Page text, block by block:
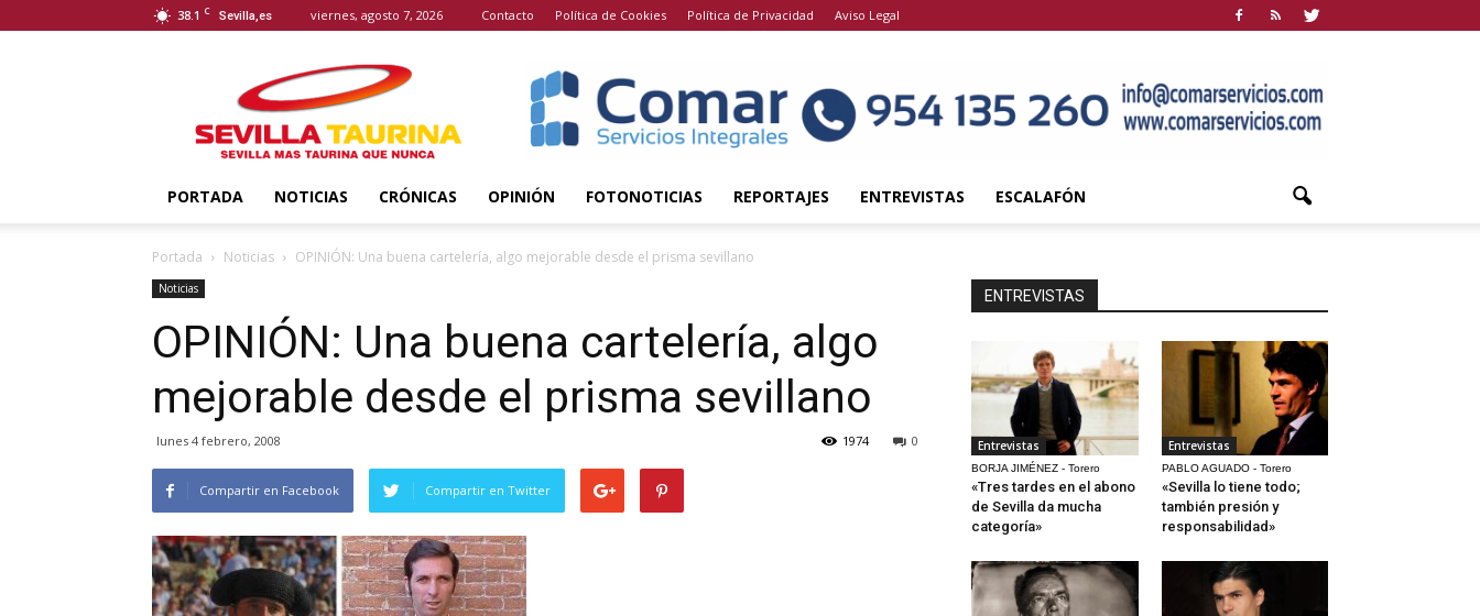
38.1 C Sevilla,es viernes, agosto 7, 2026 Contacto Política de Cookies Política de Privacidad Aviso Legal
Taurina
PORTADA NOTICIAS CRÓNICAS OPINIÓN FOTONOTICIAS REPORTAJES ENTREVISTAS ESCALAFÓN
Portada Noticias OPINIÓN: Una buena cartelería, algo mejorable desde el prisma sevillano
Noticias
OPINIÓN: Una buena cartelería, algo
mejorable desde el prisma sevillano
lunes 4 febrero, 2008 0
1974
Compartir en Facebook Compartir en Twitter
ENTREVISTAS
Entrevistas
BORJA JIMÉNEZ - Torero
«Tres tardes en el abono
de Sevilla da mucha
categoría»
Entrevistas
PABLO AGUADO - Torero
«Sevilla lo tiene todo;
también presión y
responsabilidad»